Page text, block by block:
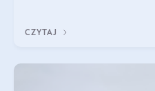
CZYTAJ